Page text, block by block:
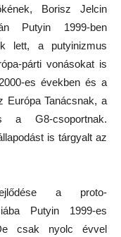
Borisz Jelcin
Putyin 1999-ben
lett, a putyinizmus
párti vonásokat is
es években és a
Európa Tanácsnak, a
a G8-csoportnak.
is tárgyalt az
a proto-
Putyin 1999-es
csak nyolc évvel